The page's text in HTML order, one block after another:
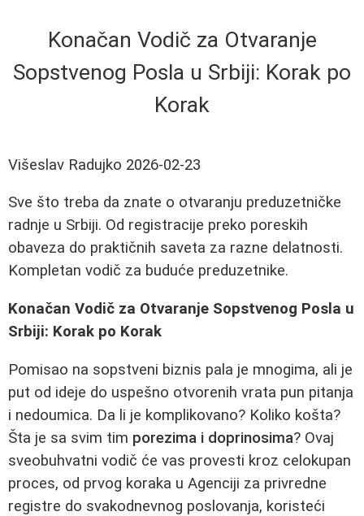
Konačan Vodič za Otvaranje
Sopstvenog Posla u Srbiji: Korak po
Korak
Višeslav Radujko 2026-02-23
Sve što treba da znate o otvaranju preduzetničke
radnje u Srbiji. Od registracije preko poreskih
obaveza do praktičnih saveta za razne delatnosti.
Kompletan vodič za buduće preduzetnike.
Konačan Vodič za Otvaranje Sopstvenog Posla u
Srbiji: Korak po Korak
Pomisao na sopstveni biznis pala je mnogima, ali je
put od ideje do uspešno otvorenih vrata pun pitanja
i nedoumica. Da li je komplikovano? Koliko košta?
Šta je sa svim tim porezima i doprinosima? Ovaj
sveobuhvatni vodič će vas provesti kroz celokupan
proces, od prvog koraka u Agenciji za privredne
registre do svakodnevnog poslovanja, koristeći